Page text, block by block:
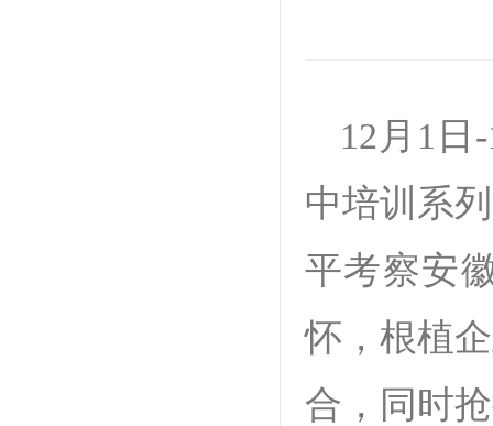
12月1日
中培训系
平考察安
怀，根植
合，同时